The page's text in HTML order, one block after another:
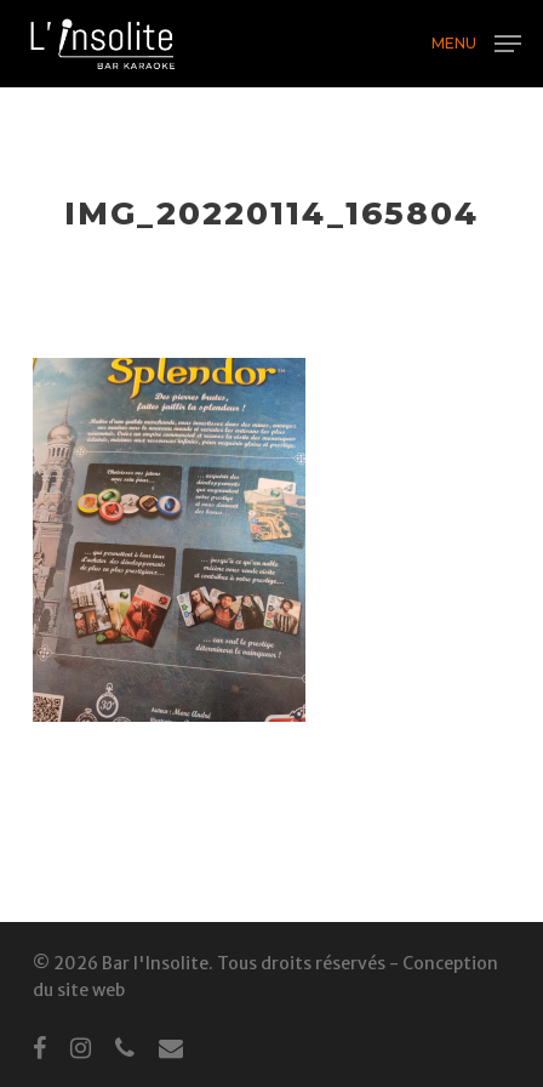
Skip
main
MENU
IMG_20220114_165804
© 2026 Bar l'Insolite. Tous droits réservés - Conception
du site web
facebookinstagram
phoneemail